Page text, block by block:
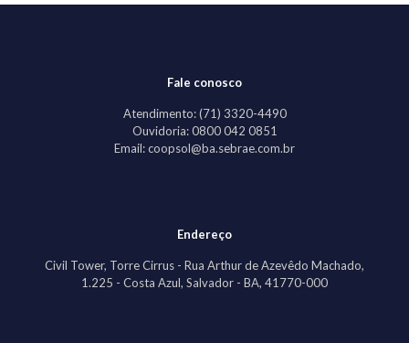
Fale conosco
Atendimento: (71) 3320-4490
Ouvidoria: 0800 042 0851
Email: coopsol@ba.sebrae.com.br
Endereço
Civil Tower, Torre Cirrus - Rua Arthur de Azevêdo Machado,
1.225 - Costa Azul, Salvador - BA, 41770-000